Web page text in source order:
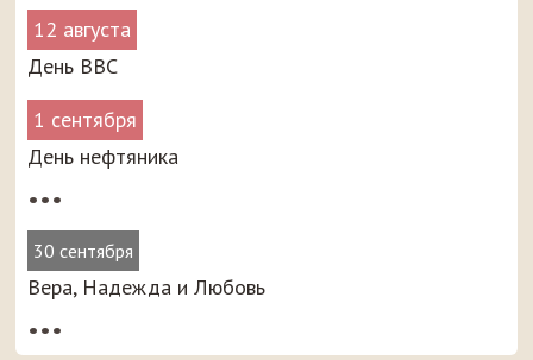
12 августа
День ВВС
1 сентября
День нефтяника
•••
30 сентября
Вера, Надежда и Любовь
•••